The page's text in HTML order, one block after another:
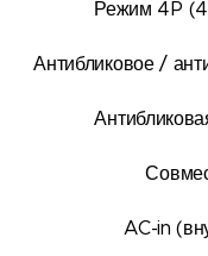
Режим 4P (4
Антибликовое /
AC-in